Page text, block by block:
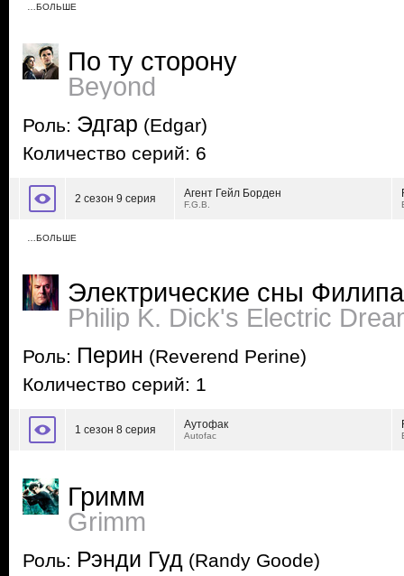
…БОЛЬШЕ
По ту сторону
Beyond
Роль: Эдгар (Edgar)
Количество серий: 6
2 сезон 9 серия Агент Гейл Борден
F.G.B.
…БОЛЬШЕ
Электрические сны
Philip K. Dick's Electric
Роль: Перин (Reverend Perine)
Количество серий: 1
1 сезон 8 серия Аутофак
Autofac
Гримм
Grimm
Роль: Рэнди Гуд (Randy Goode)